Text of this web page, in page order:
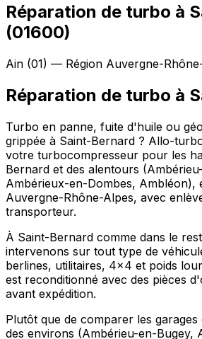
Réparation de turbo à
(01600)
Ain (01) — Région Auvergne-
Réparation de turbo à
Turbo en panne, fuite d'huile ou
grippée à Saint-Bernard ? Allo-
votre turbocompresseur pour les
Bernard et des alentours
Ambérieux-en-Dombes, Ambléon),
Auvergne-Rhône-Alpes, avec
transporteur.
À Saint-Bernard comme dans le
intervenons sur tout type de
berlines, utilitaires, 4x4 et poids
est reconditionné avec des pièces
avant expédition.
Plutôt que de comparer les
des environs (Ambérieu-en-Bugey,